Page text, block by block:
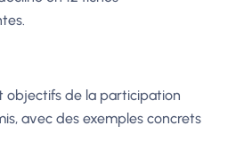
objectifs de la participation
avec des exemples concrets